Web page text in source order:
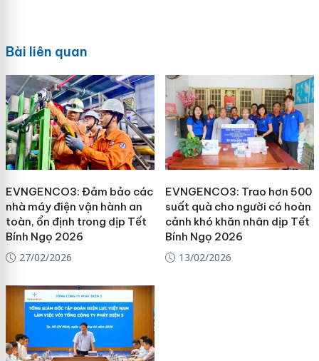
Bài liên quan
EVNGENCO3: Đảm bảo các
nhà máy điện vận hành an
toàn, ổn định trong dịp Tết
Bính Ngọ 2026
27/02/2026
EVNGENCO3: Trao hơn 500
suất quà cho người có hoàn
cảnh khó khăn nhân dịp Tết
Bính Ngọ 2026
13/02/2026